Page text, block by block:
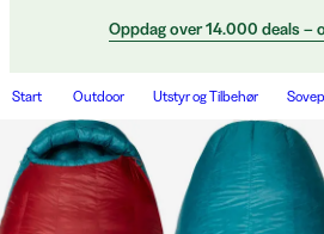
Oppdag over 14.000 deals –
Start Outdoor Utstyr og Tilbehør